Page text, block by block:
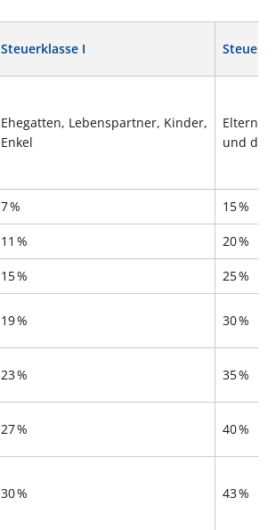
Steuerklasse I
Ehegatten, Lebenspartner, Kinder,
Enkel
Eltern,
und
7 % 15 %
11 % 20 %
15 % 25 %
19 % 30 %
23 % 35 %
27 % 40 %
30 % 43 %